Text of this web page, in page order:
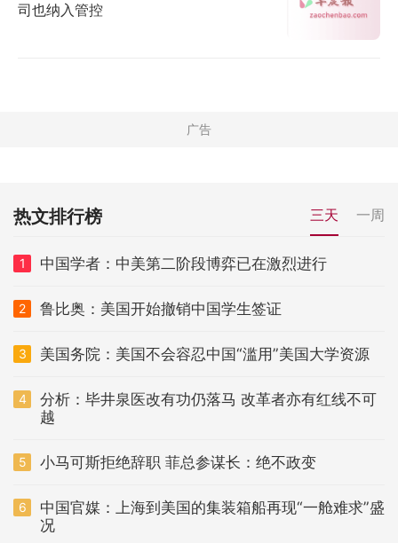
司也纳入管控
热文排行榜 三天 一周
1 中国学者：中美第二阶段博弈已在激烈进行
2 鲁比奥：美国开始撤销中国学生签证
3 美国务院：美国不会容忍中国“滥用”美国大学资源
4
分析：毕井泉医改有功仍落马 改革者亦有红线不可
越
5 小马可斯拒绝辞职 菲总参谋长：绝不政变
6
中国官媒：上海到美国的集装箱船再现“一舱难求”盛
况